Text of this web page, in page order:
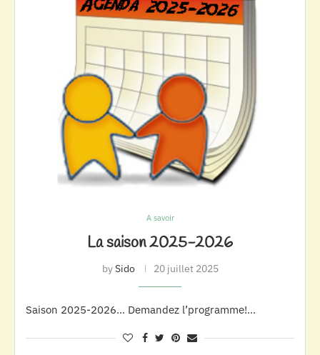
A savoir
La saison 2025-2026
bySido 20 juillet 2025
Saison 2025-2026… Demandez l’programme!…